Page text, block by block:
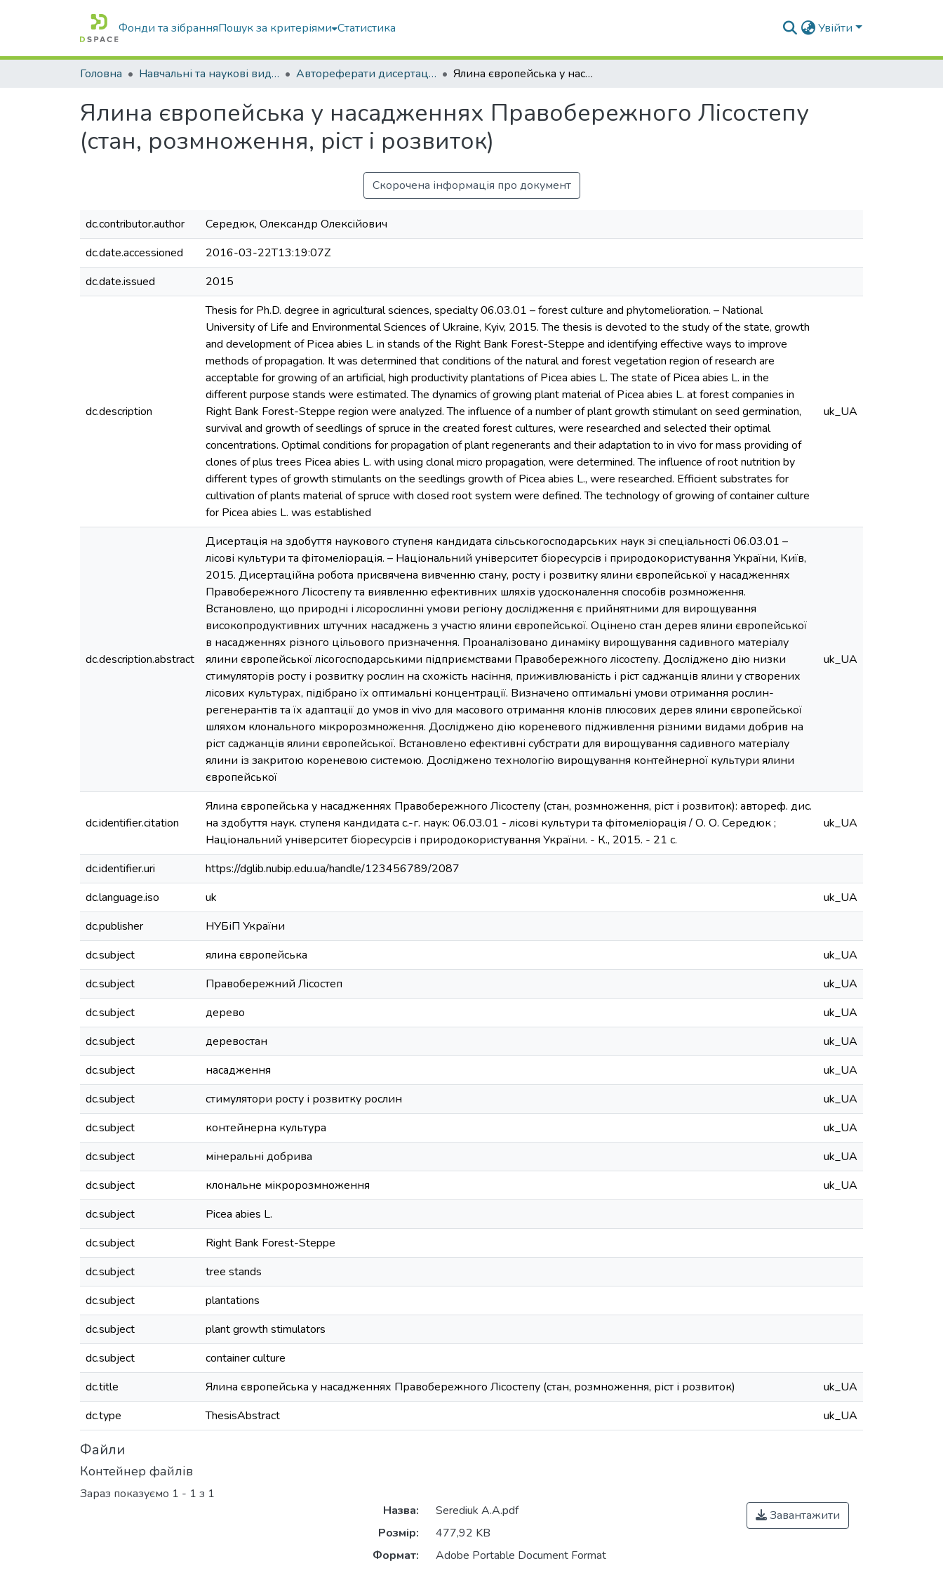
Фонди та зібранняПошук за критеріями Статистика Увійти
Головна Навчальні та наукові видання Автореферати дисертацій та дисертації Ялина європейська у насадженнях Правобережного Лісостепу (стан, розмноження, ріст і розвиток)
Ялина європейська у насадженнях Правобережного Лісостепу
(стан, розмноження, ріст і розвиток)
Скорочена інформація про документ
dc.contributor.author
Середюк, Олександр Олексійович
dc.date.accessioned
2016-03-22T13:19:07Z
dc.date.issued
2015
dc.description
Thesis for Ph.D. degree in agricultural sciences, specialty 06.03.01 – forest culture and phytomelioration. – National
University of Life and Environmental Sciences of Ukraine, Kyiv, 2015. The thesis is devoted to the study of the state, growth
and development of Рісеа abies L. in stands of the Right Bank Forest-Steppe and identifying effective ways to improve
methods of propagation. It was determined that conditions of the natural and forest vegetation region of research are
acceptable for growing of an artificial, high productivity plantations of Рісеа abies L. The state of Picea abies L. in the
different purpose stands were estimated. The dynamics of growing plant material of Рісеа abies L. at forest companies in
Right Bank Forest-Steppe region were analyzed. The influence of a number of plant growth stimulant on seed germination,
survival and growth of seedlings of spruce in the created forest cultures, were researched and selected their optimal
concentrations. Optimal conditions for propagation of plant regenerants and their adaptation to in vivo for mass providing of
clones of plus trees Picea abies L. with using clonal micro propagation, were determined. The influence of root nutrition by
different types of growth stimulants on the seedlings growth of Picea abies L., were researched. Efficient substrates for
cultivation of plants material of spruce with closed root system were defined. The technology of growing of container culture
for Picea abies L. was established
uk_UA
dc.description.abstract
Дисертація на здобуття наукового ступеня кандидата сільськогосподарських наук зі спеціальності 06.03.01 –
лісові культури та фітомеліорація. – Національний університет біоресурсів і природокористування України, Київ,
2015. Дисертаційна робота присвячена вивченню стану, росту і розвитку ялини європейської у насадженнях
Правобережного Лісостепу та виявленню ефективних шляхів удосконалення способів розмноження.
Встановлено, що природні і лісорослинні умови регіону дослідження є прийнятними для вирощування
високопродуктивних штучних насаджень з участю ялини європейської. Оцінено стан дерев ялини європейської
в насадженнях різного цільового призначення. Проаналізовано динаміку вирощування садивного матеріалу
ялини європейської лісогосподарськими підприємствами Правобережного лісостепу. Досліджено дію низки
стимуляторів росту і розвитку рослин на схожість насіння, приживлюваність і ріст саджанців ялини у створених
лісових культурах, підібрано їх оптимальні концентрації. Визначено оптимальні умови отримання рослин-
регенерантів та їх адаптації до умов in vivо для масового отримання клонів плюсових дерев ялини європейської
шляхом клонального мікророзмноження. Досліджено дію кореневого підживлення різними видами добрив на
ріст саджанців ялини європейської. Встановлено ефективні субстрати для вирощування садивного матеріалу
ялини із закритою кореневою системою. Досліджено технологію вирощування контейнерної культури ялини
європейської
uk_UA
dc.identifier.citation
Ялина європейська у насадженнях Правобережного Лісостепу (стан, розмноження, ріст і розвиток): автореф. дис.
на здобуття наук. ступеня кандидата с.-г. наук: 06.03.01 - лісові культури та фітомеліорація / О. О. Середюк ;
Національний університет біоресурсів і природокористування України. - К., 2015. - 21 с.
uk_UA
dc.identifier.uri
https://dglib.nubip.edu.ua/handle/123456789/2087
dc.language.iso
uk
uk_UA
dc.publisher
НУБіП України
dc.subject
ялина європейська
uk_UA
dc.subject
Правобережний Лісостеп
uk_UA
dc.subject
дерево
uk_UA
dc.subject
деревостан
uk_UA
dc.subject
насадження
uk_UA
dc.subject
стимулятори росту і розвитку рослин
uk_UA
dc.subject
контейнерна культура
uk_UA
dc.subject
мінеральні добрива
uk_UA
dc.subject
клональне мікророзмноження
uk_UA
dc.subject
Picea abies L.
dc.subject
Right Bank Forest-Steppe
dc.subject
tree stands
dc.subject
plantations
dc.subject
plant growth stimulators
dc.subject
container culture
dc.title
Ялина європейська у насадженнях Правобережного Лісостепу (стан, розмноження, ріст і розвиток)
uk_UA
dc.type
ThesisAbstract uk_UA
Файли
Контейнер файлів
Зараз показуємо 1 - 1 з 1
Назва:
Serediuk A.A.pdf
Розмір:
477,92 KB
Формат:
Adobe Portable Document Format
Завантажити